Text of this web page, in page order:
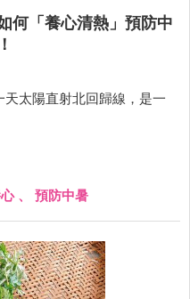
何「養心清熱」預防中
太陽直射北回歸線，是一
、 預防中暑